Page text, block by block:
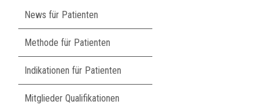
überspringen
News für Patienten
Methode für Patienten
Indikationen für Patienten
Mitglieder Qualifikationen